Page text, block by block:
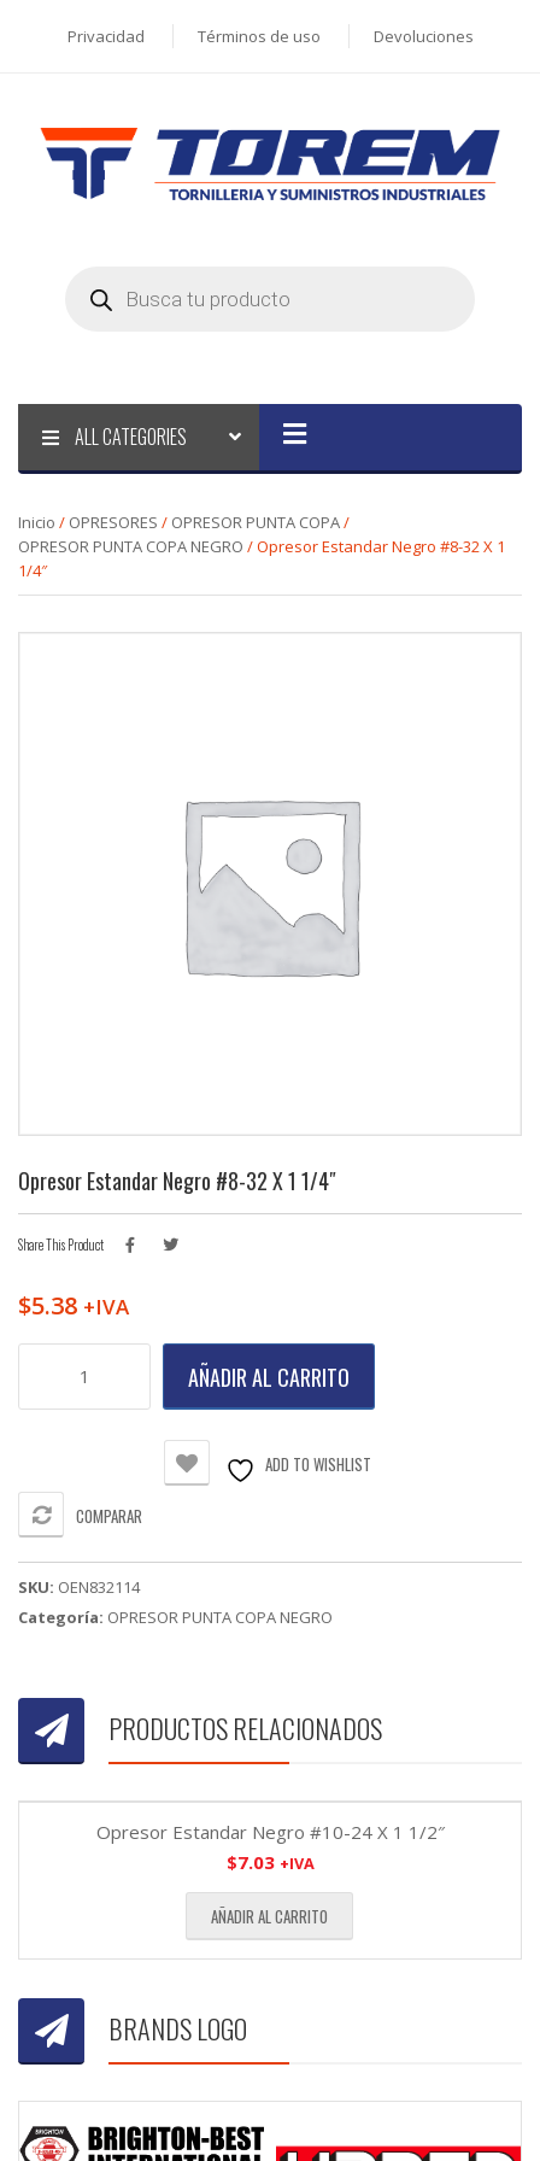
Privacidad Términos de uso Devoluciones
search
ALL CATEGORIES
Inicio / OPRESORES / OPRESOR PUNTA COPA/
OPRESOR PUNTA COPA NEGRO / Opresor Estandar Negro #8-32 X 1
1/4″
Opresor Estandar Negro #8-32 X 1 1/4″
Share This Product
$5.38 +IVA
Estandar
1
1/4"
AÑADIR AL CARRITO
ADD TO WISHLIST
COMPARAR
SKU: OEN832114
Categoría: OPRESOR PUNTA COPA NEGRO
PRODUCTOS RELACIONADOS
Opresor Estandar Negro #10-24 X 1 1/2″
$7.03 +IVA
AÑADIR AL CARRITO
BRANDS LOGO